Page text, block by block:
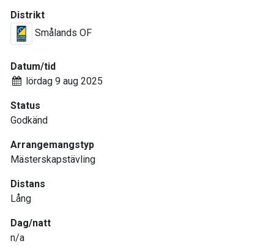
Distrikt
Smålands OF
Datum/tid
lördag 9 aug 2025
Status
Godkänd
Arrangemangstyp
Mästerskapstävling
Distans
Lång
Dag/natt
n/a